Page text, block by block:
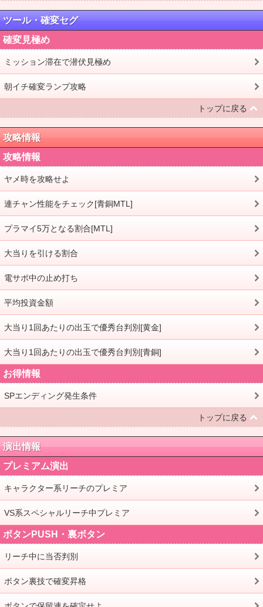
ツール・確変セグ
確変見極め
ミッション滞在で潜伏見極め
朝イチ確変ランプ攻略
トップに戻る
攻略情報
攻略情報
ヤメ時を攻略せよ
連チャン性能をチェック[青銅MTL]
プラマイ5万となる割合[MTL]
大当りを引ける割合
電サポ中の止め打ち
平均投資金額
大当り1回あたりの出玉で優秀台判別[黄金]
大当り1回あたりの出玉で優秀台判別[青銅]
お得情報
SPエンディング発生条件
トップに戻る
演出情報
プレミアム演出
キャラクター系リーチのプレミア
VS系スペシャルリーチ中プレミア
ボタンPUSH・裏ボタン
リーチ中に当否判別
ボタン裏技で確変昇格